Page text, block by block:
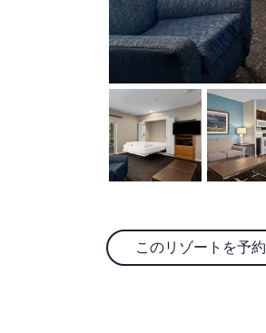
このリゾートを予約